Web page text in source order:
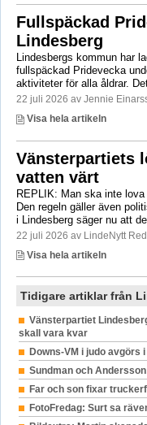
Fullspäckad
Lindesberg
Lindesbergs kommun har
fullspäckad Pridevecka
aktiviteter för alla åldrar.
22 juli 2026 av Jennie
Visa hela artikeln
Vänsterpartiets
vatten värt
REPLIK: Man ska inte
Den regeln gäller även
i Lindesberg säger nu att
22 juli 2026 av LindeNytt
Visa hela artikeln
Tidigare artiklar från
Vänsterpartiet
skall vara kvar
Downs-VM i judo avgörs
Sundman och
Far och son fixar
FotoFredag: Surt sa